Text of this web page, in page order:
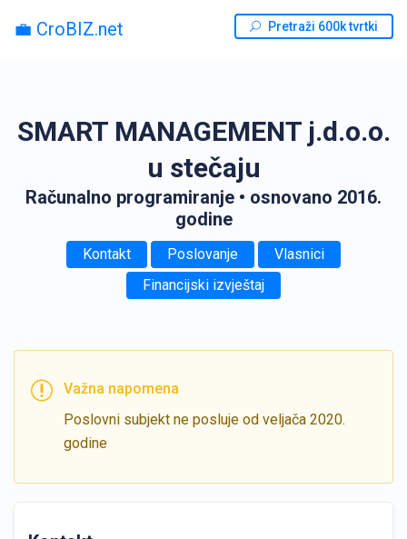
💼 CroBIZ.net Pretraži 600k tvrtki
SMART MANAGEMENT j.d.o.o.
u stečaju
Računalno programiranje • osnovano 2016.
godine
Kontakt Poslovanje
Vlasnici
Financijski izvještaj
Važna napomena
Poslovni subjekt ne posluje od veljača 2020.
godine